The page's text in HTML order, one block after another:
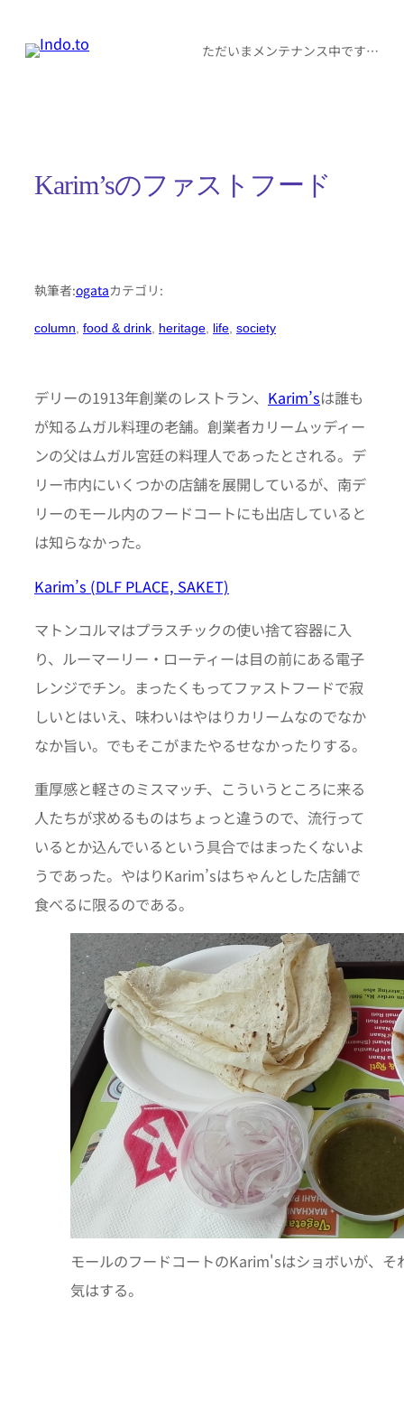
ただいまメンテナンス中です…
Karim’sのファストフード
執筆者:ogataカテゴリ:
column food & drink heritage life society
デリーの1913年創業のレストラン、 Karim’sは誰も
が知るムガル料理の老舗。創業者カリームッディー
ンの父はムガル宮廷の料理人であったとされる。デ
リー市内にいくつかの店舗を展開しているが、南デ
リーのモール内のフードコートにも出店していると
は知らなかった。
Karim’s (DLF PLACE, SAKET)
マトンコルマはプラスチックの使い捨て容器に入
り、ルーマーリー・ローティーは目の前にある電子
レンジでチン。まったくもってファストフードで寂
しいとはいえ、味わいはやはりカリームなのでなか
なか旨い。でもそこがまたやるせなかったりする。
重厚感と軽さのミスマッチ、こういうところに来る
人たちが求めるものはちょっと違うので、流行って
いるとか込んでいるという具合ではまったくないよ
うであった。やはりKarim’sはちゃんとした店舗で
食べるに限るのである。
モールのフードコートのKarim'sはショボいが、
気はする。